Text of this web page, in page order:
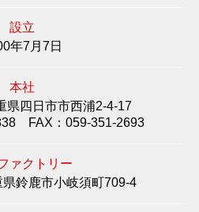
設立
年7月7日
本社
県四日市市西浦2-4-17
FAX：059-351-2693
ァクトリー
鈴鹿市小岐須町709-4